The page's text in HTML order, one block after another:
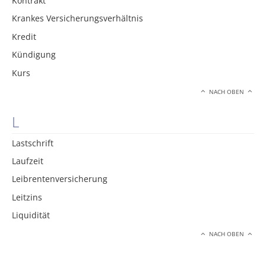
Krankes Versicherungsverhältnis
Kredit
Kündigung
Kurs
NACH OBEN
L
Lastschrift
Laufzeit
Leibrentenversicherung
Leitzins
Liquidität
NACH OBEN